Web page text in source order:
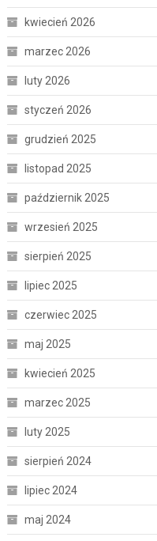
kwiecień 2026
marzec 2026
luty 2026
styczeń 2026
grudzień 2025
listopad 2025
październik 2025
wrzesień 2025
sierpień 2025
lipiec 2025
czerwiec 2025
maj 2025
kwiecień 2025
marzec 2025
luty 2025
sierpień 2024
lipiec 2024
maj 2024